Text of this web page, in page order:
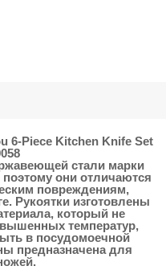
6-Piece Kitchen Knife Set
стали марки
они отличаются
повреждениям,
Рукоятки изготовлены
который не
температур,
в посудомоечной
предназначена для